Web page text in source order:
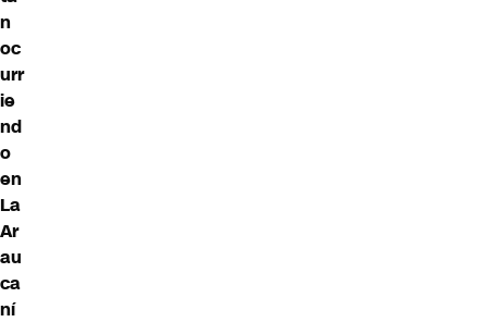
n
oc
urr
ie
nd
o
en
La
Ar
au
ca
ní